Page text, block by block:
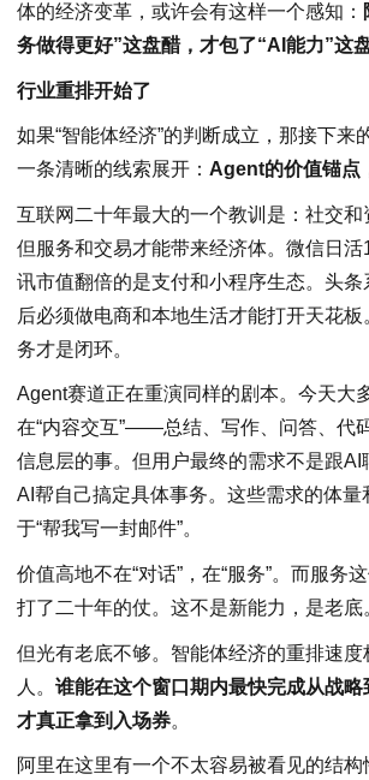
体的经济变革，或许会有这样一个感知：
务做得更好”这盘醋，才包了“AI能力”这盘
行业重排开始了
如果“智能体经济”的判断成立，那接下来
一条清晰的线索展开： Agent的价值锚点
互联网二十年最大的一个教训是：社交和
但服务和交易才能带来经济体。微信日
讯市值翻倍的是支付和小程序生态。头
后必须做电商和本地生活才能打开天花板
务才是闭环。
Agent赛道正在重演同样的剧本。今天大
在“内容交互”——总结、写作、问答、
信息层的事。但用户最终的需求不是跟AI
AI帮自己搞定具体事务。这些需求的体量
于“帮我写一封邮件”。
价值高地不在“对话”，在“服务”。而服务
打了二十年的仗。这不是新能力，是老底
但光有老底不够。智能体经济的重排速
人。 谁能在这个窗口期内最快完成从战
才真正拿到入场券。
阿里在这里有一个不太容易被看见的结构